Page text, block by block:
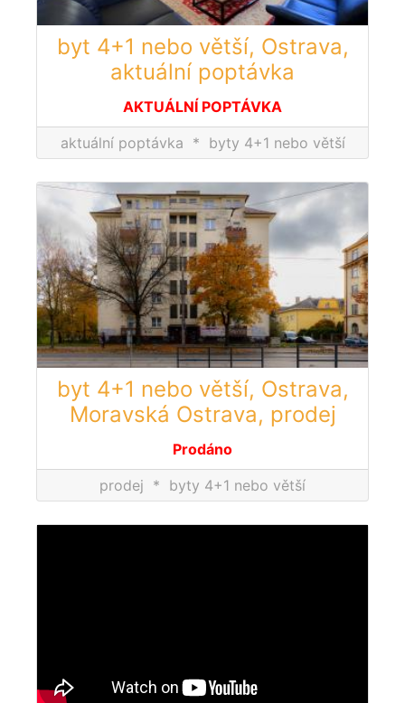
byt 4+1 nebo větší, Ostrava,
aktuální poptávka
AKTUÁLNÍ POPTÁVKA
aktuální poptávka * byty 4+1 nebo větší
byt 4+1 nebo větší, Ostrava,
Moravská Ostrava, prodej
Prodáno
prodej * byty 4+1 nebo větší